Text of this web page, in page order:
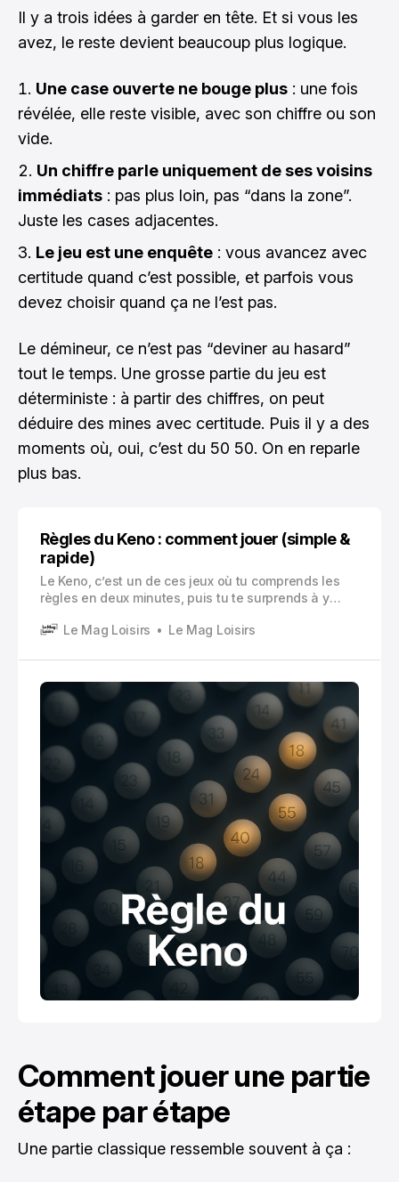
Il y a trois idées à garder en tête. Et si vous les
avez, le reste devient beaucoup plus logique.
Une case ouverte ne bouge plus : une fois
révélée, elle reste visible, avec son chiffre ou son
vide.
Un chiffre parle uniquement de ses voisins
immédiats : pas plus loin, pas “dans la zone”.
Juste les cases adjacentes.
Le jeu est une enquête : vous avancez avec
certitude quand c’est possible, et parfois vous
devez choisir quand ça ne l’est pas.
Le démineur, ce n’est pas “deviner au hasard”
tout le temps. Une grosse partie du jeu est
déterministe : à partir des chiffres, on peut
déduire des mines avec certitude. Puis il y a des
moments où, oui, c’est du 50 50. On en reparle
plus bas.
Règles du Keno : comment jouer (simple &
rapide)
Le Keno, c’est un de ces jeux où tu comprends les
règles en deux minutes, puis tu te surprends à y
qu’il y a ce mélange un peu hypnotique entre
Le Mag Loisirs Le Mag Loisirs
Comment jouer une partie
étape par étape
Une partie classique ressemble souvent à ça :